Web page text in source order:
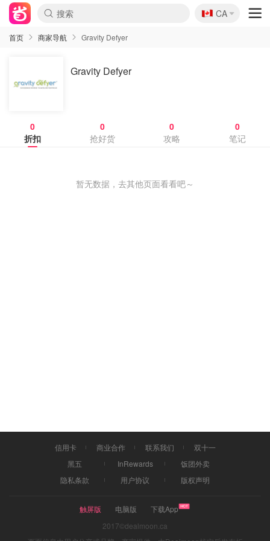
🇨🇦
CA
首页 商家导航 Gravity Defyer
Gravity Defyer
0
折扣
0
抢好货
0
攻略
0
笔记
暂无数据，去其他页面看看吧～
信用卡 商业合作 联系我们
双十一
黑五
InRewards
饭团外卖
隐私条款
用户协议 版权声明
触屏版 电脑版
下载App
2017©dealmoon.ca